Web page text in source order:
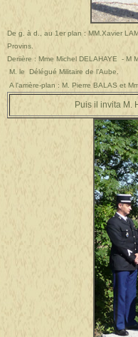
De g. à d., au 1er plan : MM.Xavier
Provins.
Deriière : Mme Michel DELAHAYE - M
M. le Délégué Militaire de l’Aube.
A l'arrière-plan : M. Pierre BALAS et
Puis il invita M.